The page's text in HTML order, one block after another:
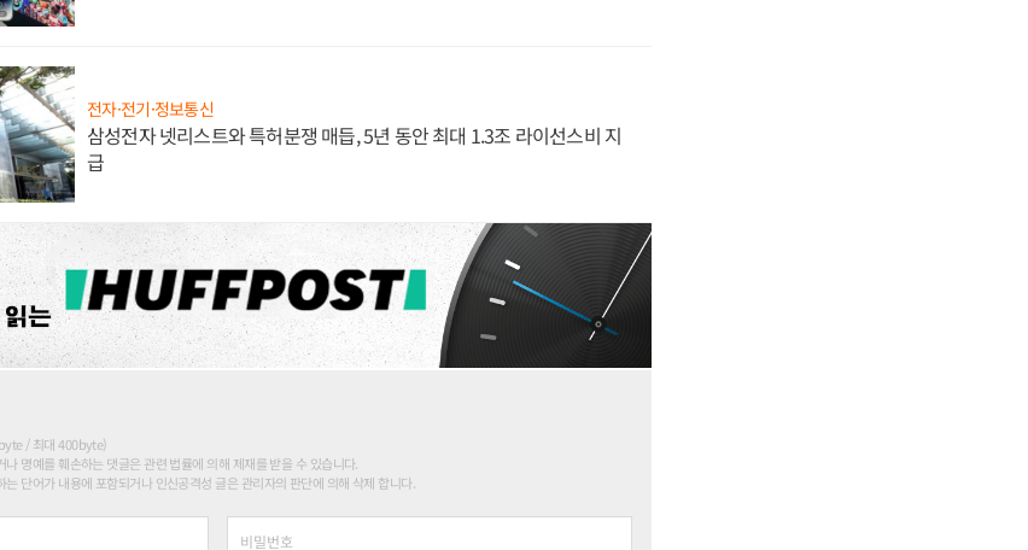
전자·전기·정보통신
삼성전자 넷리스트와 특허분쟁 매듭, 5년 동안 최대 1.3조 라이선스비 지
급
/ 최대 400byte)
명예를 훼손하는 댓글은 관련 법률에 의해 제재를 받을 수 있습니다.
단어가 내용에 포함되거나 인신공격성 글은 관리자의 판단에 의해 삭제 합니다.